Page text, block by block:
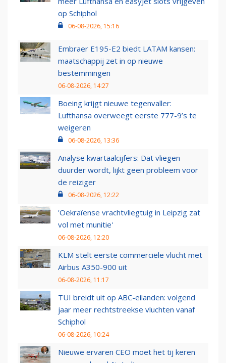
op Schiphol
06-08-2026, 15:16
Embraer E195-E2 biedt LATAM kansen:
maatschappij zet in op nieuwe
bestemmingen
06-08-2026, 14:27
Boeing krijgt nieuwe tegenvaller:
Lufthansa overweegt eerste 777-9’s te
weigeren
06-08-2026, 13:36
Analyse kwartaalcijfers: Dat vliegen
duurder wordt, lijkt geen probleem voor
de reiziger
06-08-2026, 12:22
'Oekraïense vrachtvliegtuig in Leipzig zat
vol met munitie'
06-08-2026, 12:20
KLM stelt eerste commerciële vlucht met
Airbus A350-900 uit
06-08-2026, 11:17
TUI breidt uit op ABC-eilanden: volgend
jaar meer rechtstreekse vluchten vanaf
Schiphol
06-08-2026, 10:24
Nieuwe ervaren CEO moet het tij keren